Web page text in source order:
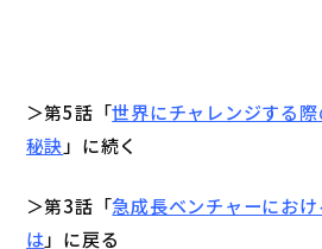
＞第5話「世界にチャレンジする
秘訣 」に続く
＞第3話「急成長ベンチャーにお
は」に戻る